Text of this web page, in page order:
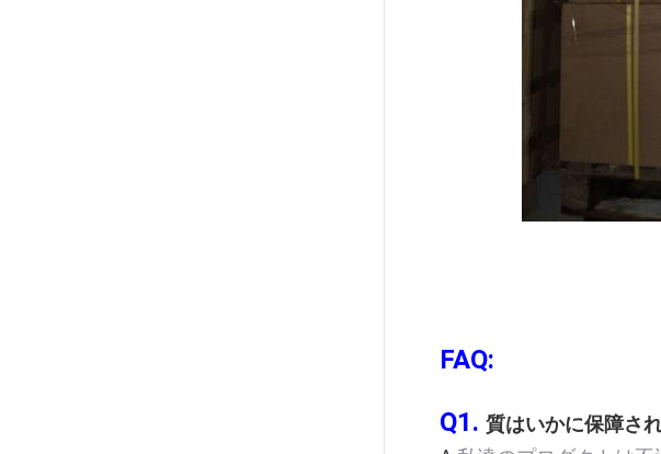
FAQ:
Q1. 質はいかに保障され